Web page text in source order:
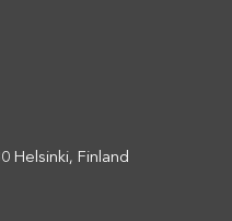
Helsinki, Finland